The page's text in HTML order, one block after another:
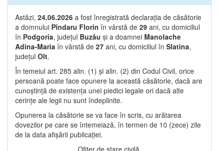
Astăzi, 24.06.2026 a fost înregistrată declarația de căsătorie
a domnului Pîndaru Florin în vârstă de 29 ani, cu domiciliul
în Podgoria, județul Buzău și a doamnei Manolache
Adina-Maria în vârstă de 27 ani, cu domiciliul în Slatina,
județul Olt.
În temeiul art. 285 alin. (1) și alin. (2) din Codul Civil, orice
persoană poate face opunere la această căsătorie, dacă are
cunoștință de existența unei piedici legale ori dacă alte
cerințe ale legii nu sunt îndeplinite.
Opunerea la căsătorie se va face în scris, cu arătarea
dovezilor pe care se întemeiază, în termen de 10 (zece) zile
de la data afișării publicației.
Ofițer de stare civilă,